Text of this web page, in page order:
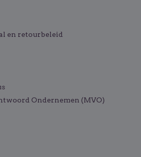
en retourbeleid
Ondernemen (MVO)